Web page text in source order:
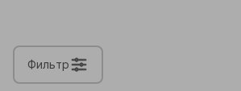
Фильтр